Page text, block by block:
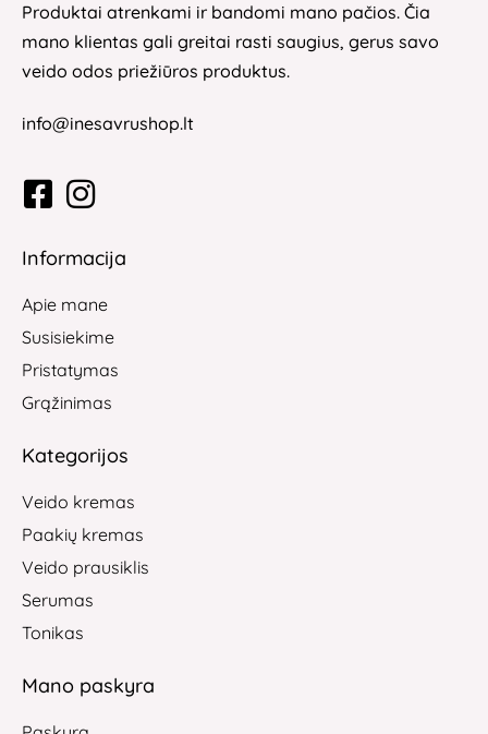
Produktai atrenkami ir bandomi mano pačios. Čia
mano klientas gali greitai rasti saugius, gerus savo
veido odos priežiūros produktus.
info@inesavrushop.lt
Informacija
Apie mane
Susisiekime
Pristatymas
Grąžinimas
Kategorijos
Veido kremas
Paakių kremas
Veido prausiklis
Serumas
Tonikas
Mano paskyra